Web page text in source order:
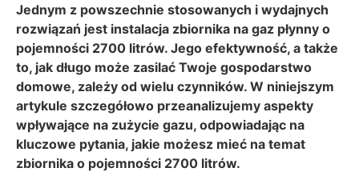
Jednym z powszechnie stosowanych i wydajnych
rozwiązań jest instalacja zbiornika na gaz płynny o
pojemności 2700 litrów. Jego efektywność, a także
to, jak długo może zasilać Twoje gospodarstwo
domowe, zależy od wielu czynników. W niniejszym
artykule szczegółowo przeanalizujemy aspekty
wpływające na zużycie gazu, odpowiadając na
kluczowe pytania, jakie możesz mieć na temat
zbiornika o pojemności 2700 litrów.